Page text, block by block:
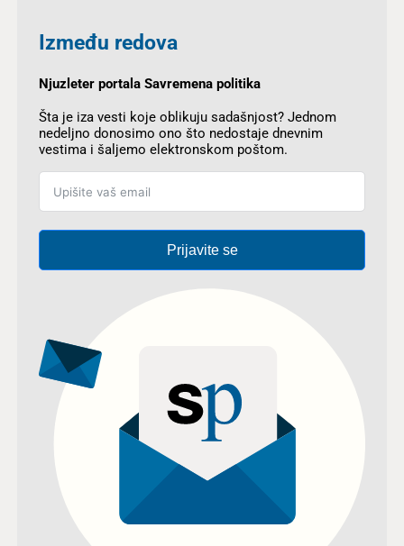
Između redova
Njuzleter portala Savremena politika
Šta je iza vesti koje oblikuju sadašnjost? Jednom
nedeljno donosimo ono što nedostaje dnevnim
vestima i šaljemo elektronskom poštom.
Prijavite se